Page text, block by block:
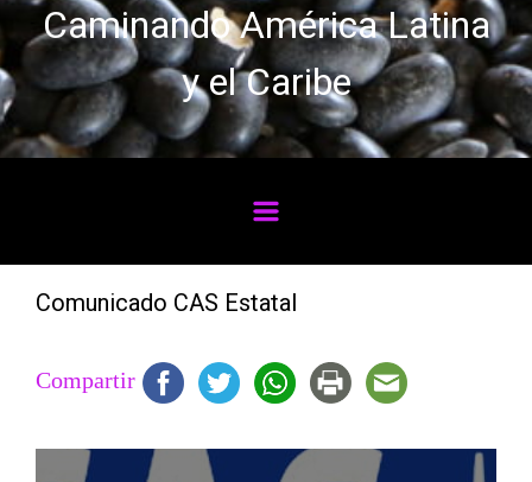
Caminando América Latina
y el Caribe
Comunicado CAS Estatal
Compartir